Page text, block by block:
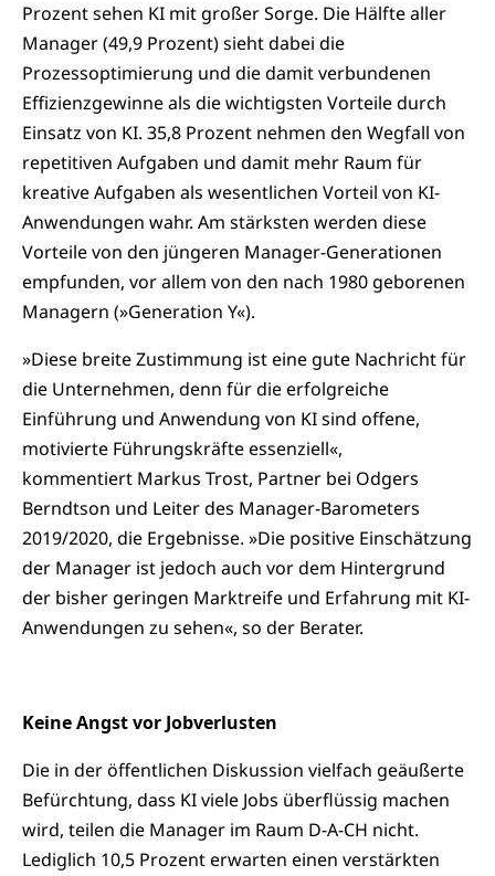
Prozent sehen KI mit großer Sorge. Die Hälfte aller
Manager (49,9 Prozent) sieht dabei die
Prozessoptimierung und die damit verbundenen
Effizienzgewinne als die wichtigsten Vorteile durch
Einsatz von KI. 35,8 Prozent nehmen den Wegfall von
repetitiven Aufgaben und damit mehr Raum für
kreative Aufgaben als wesentlichen Vorteil von KI-
Anwendungen wahr. Am stärksten werden diese
Vorteile von den jüngeren Manager-Generationen
empfunden, vor allem von den nach 1980 geborenen
Managern (»Generation Y«).
»Diese breite Zustimmung ist eine gute Nachricht für
die Unternehmen, denn für die erfolgreiche
Einführung und Anwendung von KI sind offene,
motivierte Führungskräfte essenziell«,
kommentiert Markus Trost, Partner bei Odgers
Berndtson und Leiter des Manager-Barometers
2019/2020, die Ergebnisse. »Die positive Einschätzung
der Manager ist jedoch auch vor dem Hintergrund
der bisher geringen Marktreife und Erfahrung mit KI-
Anwendungen zu sehen«, so der Berater.
Keine Angst vor Jobverlusten
Die in der öffentlichen Diskussion vielfach geäußerte
Befürchtung, dass KI viele Jobs überflüssig machen
wird, teilen die Manager im Raum D-A-CH nicht.
Lediglich 10,5 Prozent erwarten einen verstärkten